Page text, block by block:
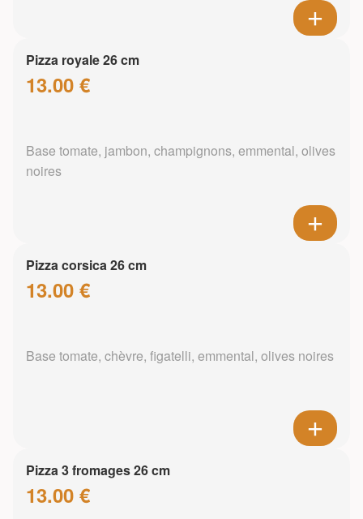
Pizza royale 26 cm
13.00 €
Base tomate, jambon, champignons, emmental, olives
noires
Pizza corsica 26 cm
13.00 €
Base tomate, chèvre, figatelli, emmental, olives noires
Pizza 3 fromages 26 cm
13.00 €